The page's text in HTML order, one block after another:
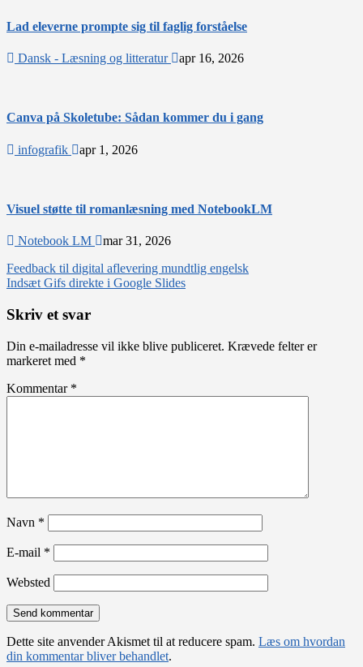
Lad eleverne prompte sig til faglig forståelse
Dansk - Læsning og litteratur apr 16, 2026
Canva på Skoletube: Sådan kommer du i gang
infografik apr 1, 2026
Visuel støtte til romanlæsning med NotebookLM
Notebook LM mar 31, 2026
Indlægsnavigation
Feedback til digital aflevering mundtlig engelsk
Indsæt Gifs direkte i Google Slides
Skriv et svar
Din e-mailadresse vil ikke blive publiceret. Krævede felter er
markeret med *
Kommentar *
Navn *
E-mail *
Websted
Dette site anvender Akismet til at reducere spam. Læs om hvordan
din kommentar bliver behandlet.